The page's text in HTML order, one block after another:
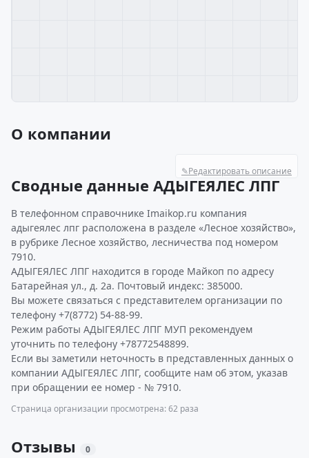
О компании
✎Редактировать описание
Сводные данные АДЫГЕЯЛЕС ЛПГ
В телефонном справочнике Imaikop.ru компания
адыгеялес лпг расположена в разделе «Лесное хозяйство»,
в рубрике Лесное хозяйство, лесничества под номером
7910.
АДЫГЕЯЛЕС ЛПГ находится в городе Майкоп по адресу
Батарейная ул., д. 2а. Почтовый индекс: 385000.
Вы можете связаться с представителем организации по
телефону +7(8772) 54-88-99.
Режим работы АДЫГЕЯЛЕС ЛПГ МУП рекомендуем
уточнить по телефону +78772548899.
Если вы заметили неточность в представленных данных о
компании АДЫГЕЯЛЕС ЛПГ, сообщите нам об этом, указав
при обращении ее номер - № 7910.
Страница организации просмотрена: 62 раза
Отзывы 0